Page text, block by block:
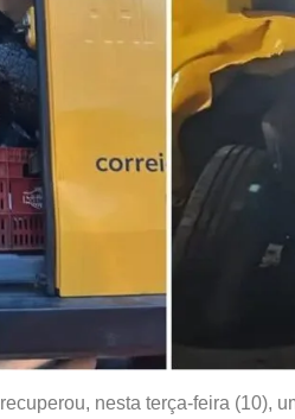
recuperou, nesta terça-feira (10),